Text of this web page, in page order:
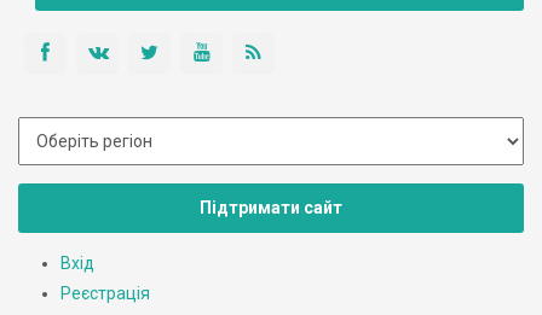
Підтримати сайт
Вхід
Реєстрація